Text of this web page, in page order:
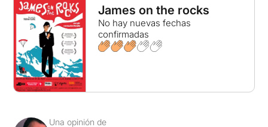
James on the rocks
No hay nuevas fechas
confirmadas
Una opinión de